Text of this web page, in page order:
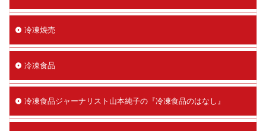
冷凍焼売
冷凍食品
冷凍食品ジャーナリスト山本純子の『冷凍食品のはなし』